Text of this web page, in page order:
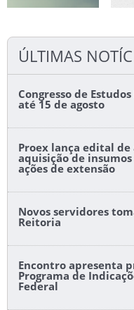
ÚLTIMAS
Congresso de
até 15 de agosto
Proex lança edital
aquisição de
ações de extensão
Novos servidores
Reitoria
Encontro apresenta
Programa de
Federal